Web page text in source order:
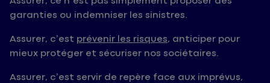
garanties ou indemniser les sinistres.
Assurer, c’est prévenir les risques, anticiper pour
mieux protéger et sécuriser nos sociétaires.
Assurer, c’est servir de repère face aux imprévus,